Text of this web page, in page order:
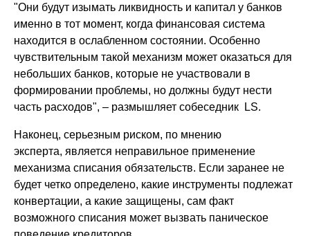
"Они будут изымать ликвидность и капитал у банков
именно в тот момент, когда финансовая система
находится в ослабленном состоянии. Особенно
чувствительным такой механизм может оказаться для
небольших банков, которые не участвовали в
формировании проблемы, но должны будут нести
часть расходов", – размышляет собеседник LS.
Наконец, серьезным риском, по мнению
эксперта, является неправильное применение
механизма списания обязательств. Если заранее не
будет четко определено, какие инструменты подлежат
конвертации, а какие защищены, сам факт
возможного списания может вызвать паническое